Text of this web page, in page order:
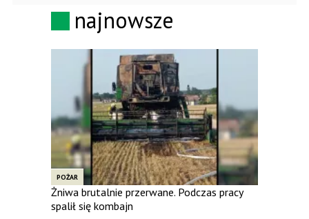
najnowsze
POŻAR
Żniwa brutalnie przerwane. Podczas pracy
spalił się kombajn